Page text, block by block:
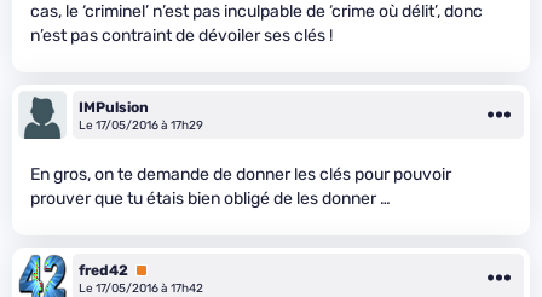
cas, le ‘criminel’ n’est pas inculpable de ‘crime où délit’, donc
n’est pas contraint de dévoiler ses clés !
IMPulsion
Le 17/05/2016 à 17h29
En gros, on te demande de donner les clés pour pouvoir
prouver que tu étais bien obligé de les donner …
fred42 Premium
Le 17/05/2016 à 17h42